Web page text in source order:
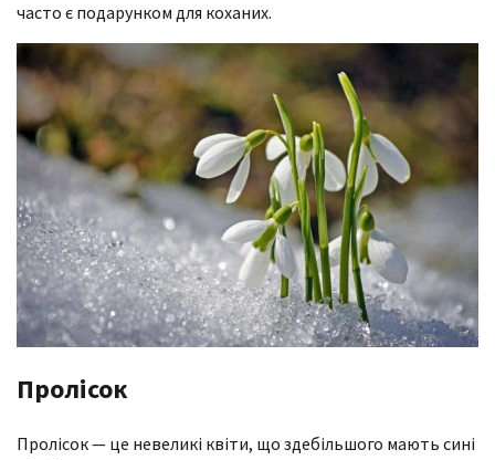
часто є подарунком для коханих.
Пролісок
Пролісок — це невеликі квіти, що здебільшого мають сині